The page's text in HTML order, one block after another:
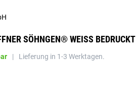
SÖHNGEN® WEISS BEDRUCKT
| Lieferung in 1-3 Werktagen.